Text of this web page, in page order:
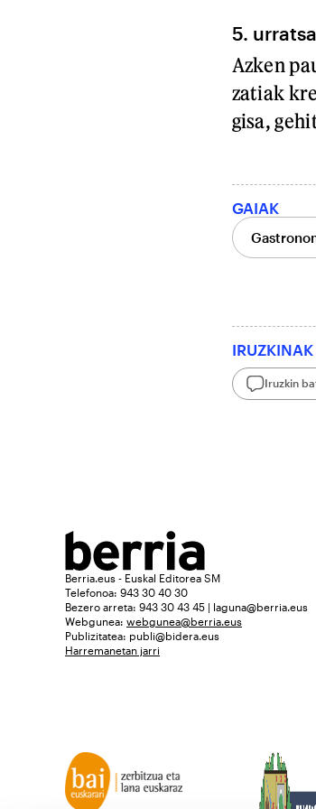
5. urratsa
Azken
zatiak
gisa,
GAIAK
IRUZKINAK
Iruzkin
Berria.eus - Euskal Editorea SM
Telefonoa: 943 30 40 30
Bezero arreta: 943 30 43 45 | laguna@berria.eus
Webgunea: webgunea@berria.eus
Publizitatea: publi@bidera.eus
Harremanetan jarri